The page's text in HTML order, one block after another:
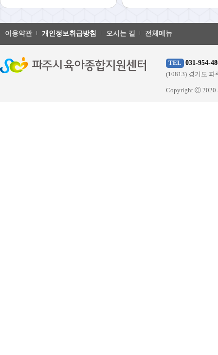
이용약관 개인정보취급방침 오시는 길 전체메뉴
TEL 031-954-
(10813) 경기도 파
Copyright ⓒ 2020